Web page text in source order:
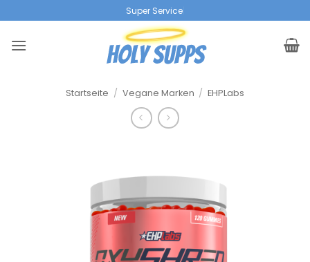
Inhalt
springen
|
Startseite / Vegane Marken / EHPLabs